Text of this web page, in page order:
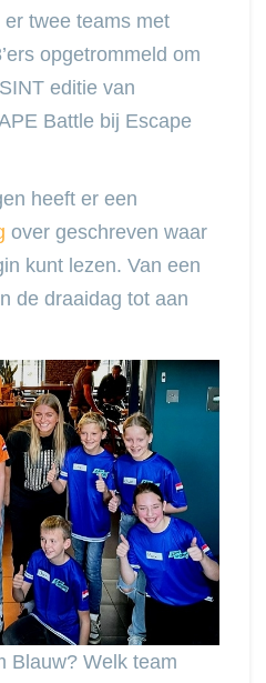
twee teams met
opgetrommeld om
editie van
Battle bij Escape
heeft er een
over geschreven waar
kunt lezen. Van een
de draaidag tot aan
Blauw? Welk team